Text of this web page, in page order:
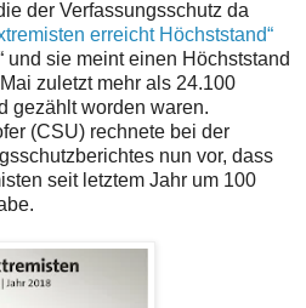
der Verfassungsschutz da
erreicht Höchststand“
und sie meint einen Höchststand
zuletzt mehr als 24.100
gezählt worden waren.
(CSU) rechnete bei der
nun vor, dass
seit letztem Jahr um 100